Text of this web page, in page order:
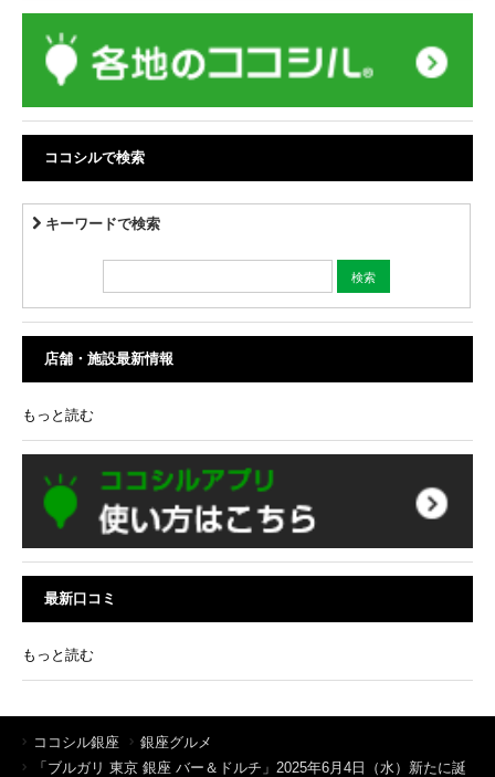
ココシルで検索
キーワードで検索
店舗・施設最新情報
もっと読む
最新口コミ
もっと読む
ココシル銀座
銀座グルメ
「ブルガリ 東京 銀座 バー＆ドルチ」2025年6月4日（水）新たに誕